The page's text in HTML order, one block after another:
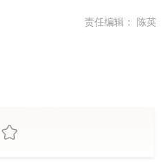
责任编辑： 陈英